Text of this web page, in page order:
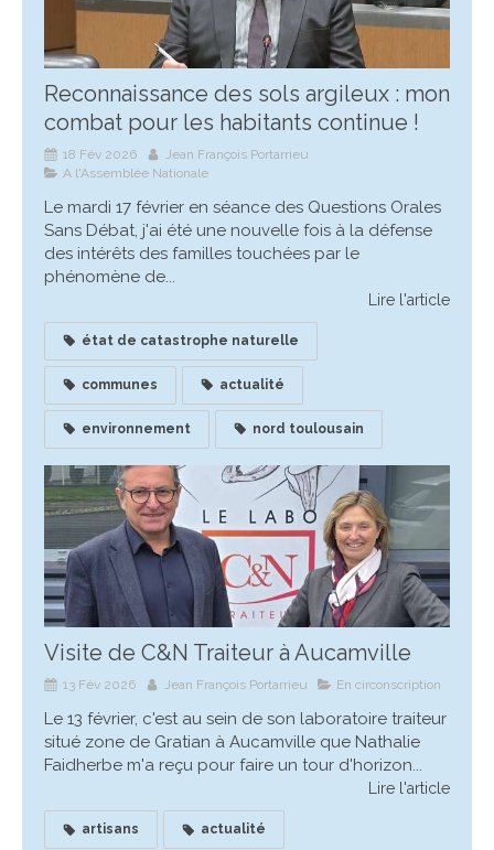
Reconnaissance des sols argileux : mon
combat pour les habitants continue !
18 Fév 2026
Jean François Portarrieu
A l'Assemblée Nationale
Le mardi 17 février en séance des Questions Orales
Sans Débat, j'ai été une nouvelle fois à la défense
des intérêts des familles touchées par le
phénomène de...
Lire l'article
état de catastrophe naturelle
communes actualité
environnement nord toulousain
Visite de C&N Traiteur à Aucamville
13 Fév 2026 Jean François Portarrieu En circonscription
Le 13 février, c'est au sein de son laboratoire traiteur
situé zone de Gratian à Aucamville que Nathalie
Faidherbe m'a reçu pour faire un tour d'horizon...
Lire l'article
artisans actualité